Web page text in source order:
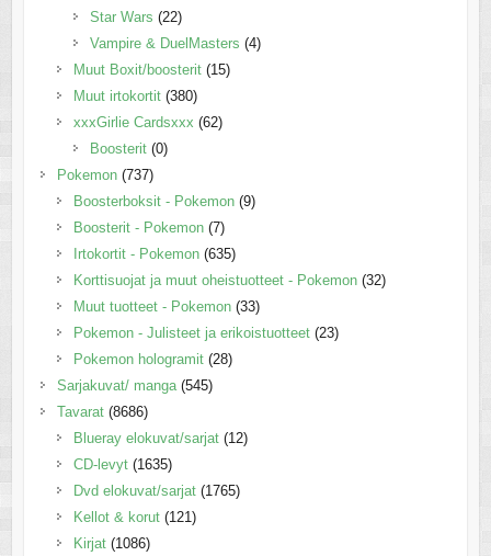
Star Wars (22)
Vampire & DuelMasters (4)
Muut Boxit/boosterit (15)
Muut irtokortit (380)
xxxGirlie Cardsxxx (62)
Boosterit (0)
Pokemon (737)
Boosterboksit - Pokemon (9)
Boosterit - Pokemon (7)
Irtokortit - Pokemon (635)
Korttisuojat ja muut oheistuotteet - Pokemon (32)
Muut tuotteet - Pokemon (33)
Pokemon - Julisteet ja erikoistuotteet (23)
Pokemon hologramit (28)
Sarjakuvat/ manga (545)
Tavarat (8686)
Blueray elokuvat/sarjat (12)
CD-levyt (1635)
Dvd elokuvat/sarjat (1765)
Kellot & korut (121)
Kirjat (1086)